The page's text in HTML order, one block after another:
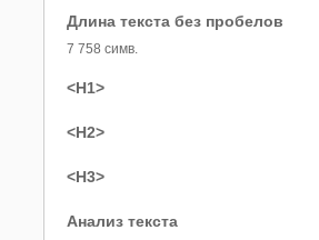
Длина текста без пробелов
7 758 симв.
<H1>
<H2>
<H3>
Анализ текста